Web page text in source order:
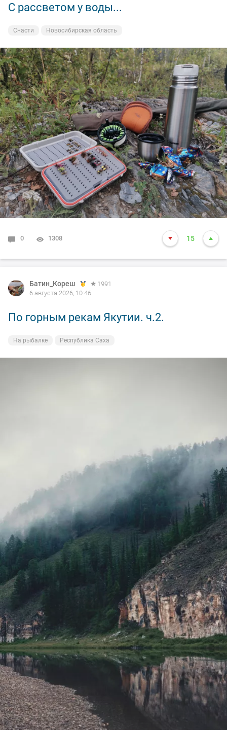
С рассветом у воды...
Снасти Новосибирская область
0 1308 15
Батин_Кореш
1991
6 августа 2026, 10:46
По горным рекам Якутии. ч.2.
На рыбалке Республика Саха